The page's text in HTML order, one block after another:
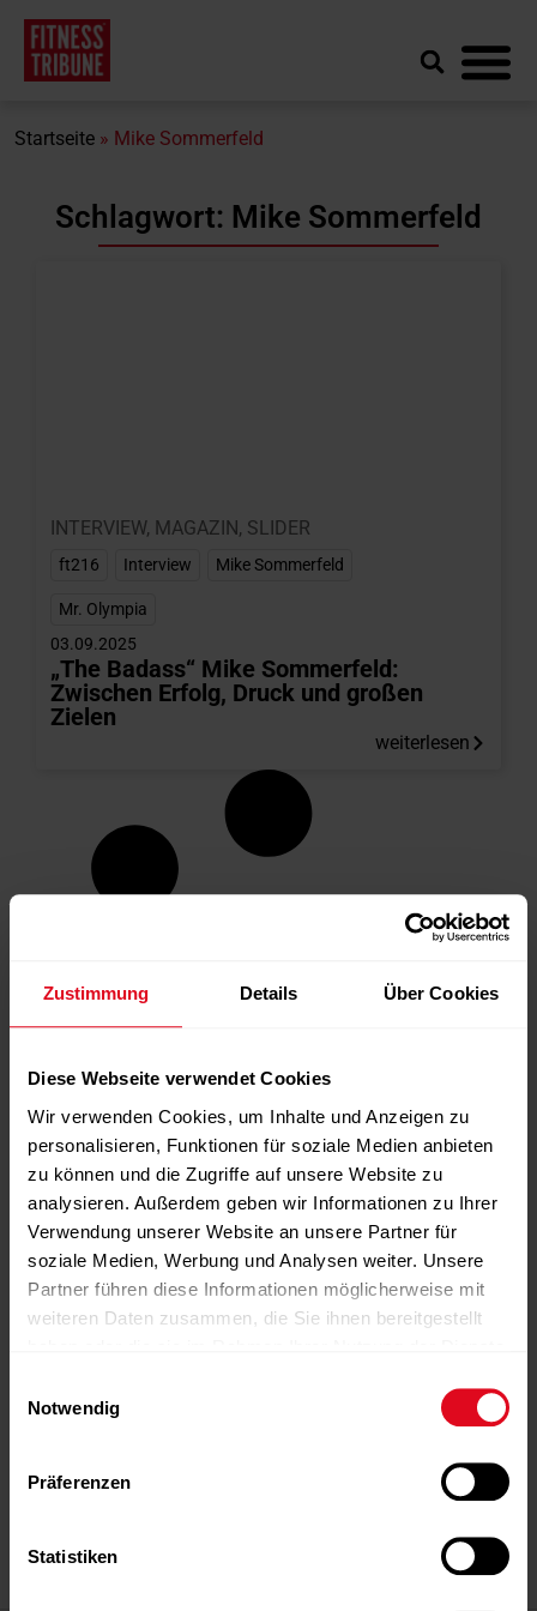
Zustimmung Details Über Cookies
Diese Webseite verwendet Cookies
Wir verwenden Cookies, um Inhalte und Anzeigen zu
personalisieren, Funktionen für soziale Medien anbieten
zu können und die Zugriffe auf unsere Website zu
analysieren. Außerdem geben wir Informationen zu Ihrer
Verwendung unserer Website an unsere Partner für
soziale Medien, Werbung und Analysen weiter. Unsere
Partner führen diese Informationen möglicherweise mit
weiteren Daten zusammen, die Sie ihnen bereitgestellt
Notwendig
Präferenzen
Statistiken
Startseite » Mike Sommerfeld
Schlagwort: Mike Sommerfeld
INTERVIEW, MAGAZIN, SLIDER
ft216 Interview Mike Sommerfeld
Mr. Olympia
03.09.2025
„The Badass“ Mike Sommerfeld:
Zwischen Erfolg, Druck und großen
Zielen
weiterlesen
-Anzeige-